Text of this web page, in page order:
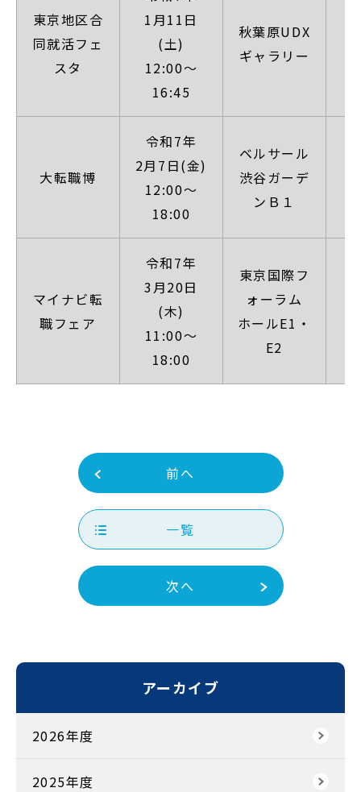
東京地区合
同就活フェ
スタ
1月11日
(土)
12:00～
16:45
秋葉原UDX
ギャラリー
大転職博
令和7年
2月7日(金)
12:00～
18:00
ベルサール
渋谷ガーデ
ンＢ１
マイナビ転
職フェア
令和7年
3月20日
(木)
11:00～
18:00
東京国際フ
ォーラム
ホールE1・
E2
前へ
一覧
次へ
アーカイブ
2026年度
2025年度